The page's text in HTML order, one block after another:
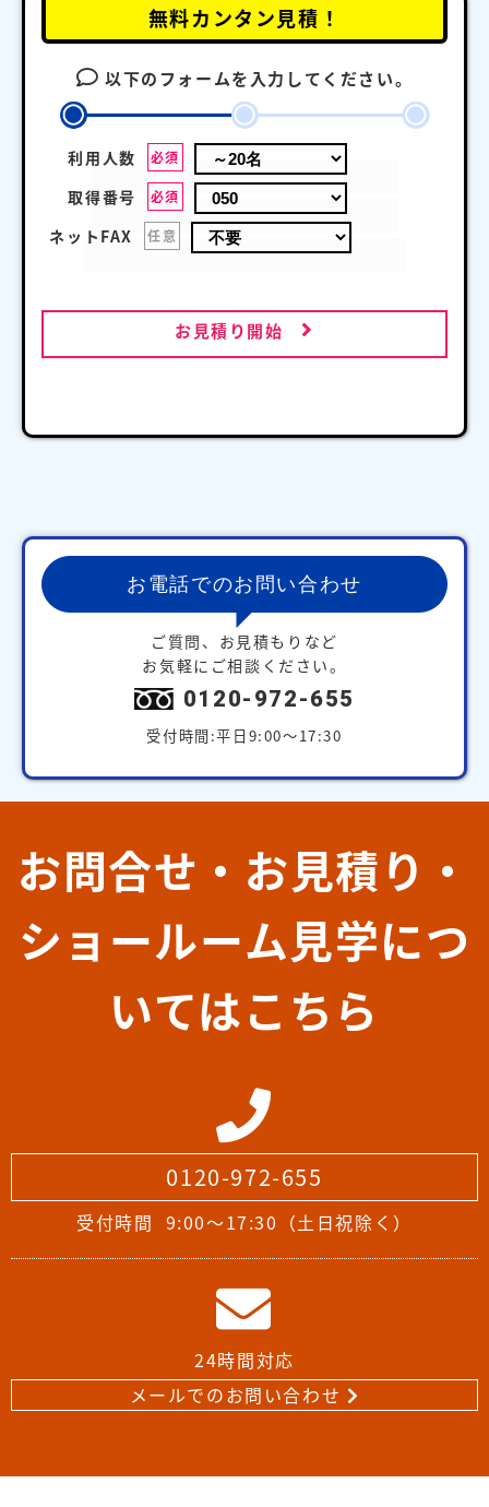
無料カンタン見積！
以下のフォームを入力してください。
利用人数 必須
取得番号 必須
ネットFAX 任意
お見積り開始
お電話でのお問い合わせ
ご質問、お見積もりなど
お気軽にご相談ください。
0120-972-655
受付時間:平日9:00～17:30
お問合せ・お見積り・
ショールーム見学につ
いてはこちら
0120-972-655
受付時間 9:00～17:30（土日祝除く）
24時間対応
メールでのお問い合わせ